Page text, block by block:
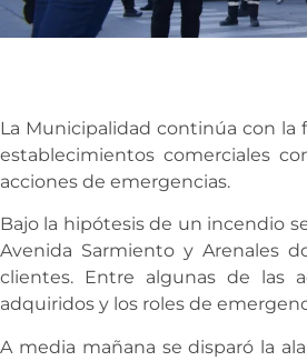
La Municipalidad continúa con la
establecimientos comerciales
acciones de emergencias.
Bajo la hipótesis de un incendio
Avenida Sarmiento y Arenales
clientes. Entre algunas de las
adquiridos y los roles de
A media mañana se disparó la